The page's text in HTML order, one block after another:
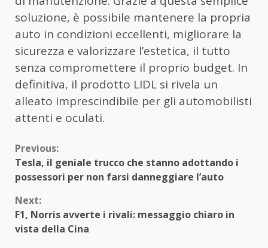
soluzione, è possibile mantenere la propria
auto in condizioni eccellenti, migliorare la
sicurezza e valorizzare l’estetica, il tutto
senza compromettere il proprio budget. In
definitiva, il prodotto LIDL si rivela un
alleato imprescindibile per gli automobilisti
attenti e oculati.
Continue
Reading
Previous:
Tesla, il geniale trucco che stanno adottando i
possessori per non farsi danneggiare l’auto
Next:
F1, Norris avverte i rivali: messaggio chiaro in
vista della Cina